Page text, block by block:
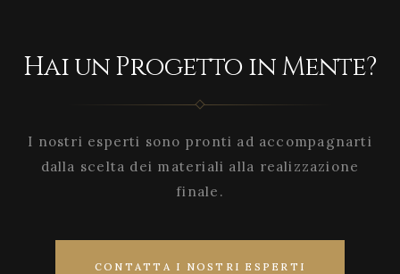
Hai un Progetto in Mente?
I nostri esperti sono pronti ad accompagnarti
dalla scelta dei materiali alla realizzazione
finale.
CONTATTA I NOSTRI ESPERTI